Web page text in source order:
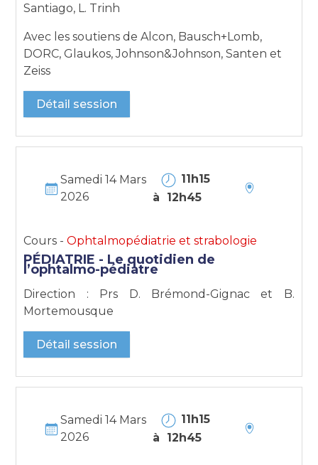
Santiago, L. Trinh
Avec les soutiens de Alcon, Bausch+Lomb,
DORC, Glaukos, Johnson&Johnson, Santen et
Zeiss
Détail session
Samedi 14 Mars
2026
11h15
à 12h45
Cours -Ophtalmopédiatrie et strabologie
PÉDIATRIE - Le quotidien de
l’ophtalmo-pédiatre
Direction : Prs D. Brémond-Gignac et B.
Mortemousque
Détail session
Samedi 14 Mars
2026
11h15
à 12h45